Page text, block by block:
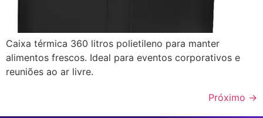
Caixa térmica 360 litros polietileno para manter
alimentos frescos. Ideal para eventos corporativos e
reuniões ao ar livre.
Próximo →